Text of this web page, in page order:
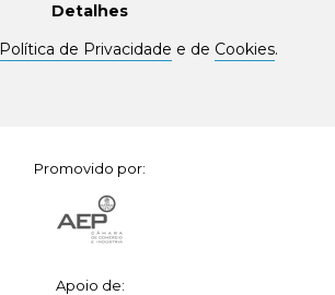
Detalhes
Política de Privacidade e de Cookies.
Promovido por:
Apoio de: